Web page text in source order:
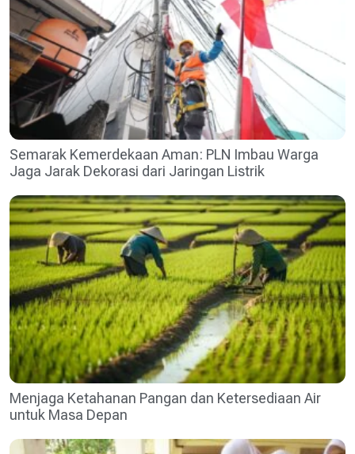
Semarak Kemerdekaan Aman: PLN Imbau Warga
Jaga Jarak Dekorasi dari Jaringan Listrik
Menjaga Ketahanan Pangan dan Ketersediaan Air
untuk Masa Depan